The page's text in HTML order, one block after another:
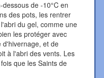
de -10°C en
des pots, les rentrer
du gel, comme une
les protéger avec
d'hivernage, et de
à l'abri des vents. Les
que les Saints de